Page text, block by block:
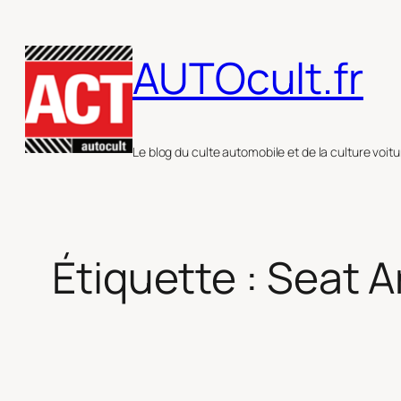
au
contenu
AUTOcult.fr
Le blog du culte automobile et de la culture
Étiquette : Seat